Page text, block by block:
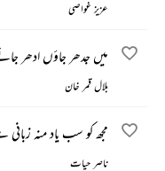
عزیز غواصی
میں جدھر جاؤں ادھر
بلال قمر خان
مجھ کو سب یاد منہ زبانی
ناصر حیات